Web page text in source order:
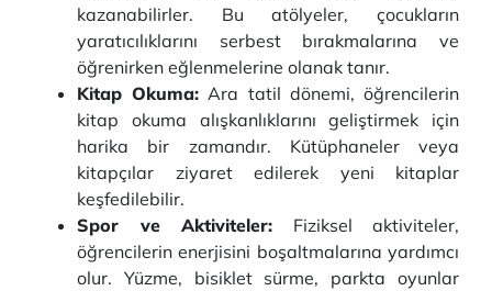
kazanabilirler. Bu atölyeler, çocukların
yaratıcılıklarını serbest bırakmalarına ve
öğrenirken eğlenmelerine olanak tanır.
Kitap Okuma: Ara tatil dönemi, öğrencilerin
kitap okuma alışkanlıklarını geliştirmek için
harika bir zamandır. Kütüphaneler veya
kitapçılar ziyaret edilerek yeni kitaplar
keşfedilebilir.
Spor ve Aktiviteler: Fiziksel aktiviteler,
öğrencilerin enerjisini boşaltmalarına yardımcı
olur. Yüzme, bisiklet sürme, parkta oyunlar